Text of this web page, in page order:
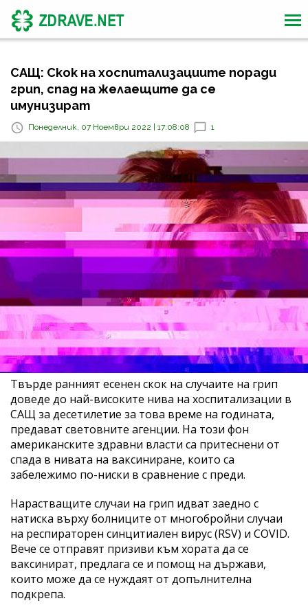
САЩ: Скок на хоспитализациите поради
грип, спад на желаещите да се
имунизират
Понеделник, 07 Ноември 2022 | 17:08:08 1
Твърде ранният есенен скок на случаите на грип
доведе до най-високите нива на хоспитализации в
САЩ за десетилетие за това време на годината,
предават световните агенции. На този фон
американските здравни власти са притеснени от
спада в нивата на ваксиниране, които са
забележимо по-ниски в сравнение с преди.
Нарастващите случаи на грип идват заедно с
натиска върху болниците от многобройни случаи
на респираторен синцитиален вирус (RSV) и COVID.
Вече се отправят призиви към хората да се
ваксинират, предлага се и помощ на държави,
които може да се нуждаят от допълнителна
подкрепа.